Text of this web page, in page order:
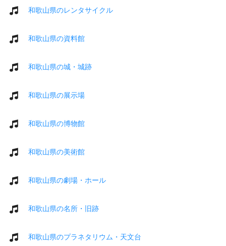
和歌山県のレンタサイクル
和歌山県の資料館
和歌山県の城・城跡
和歌山県の展示場
和歌山県の博物館
和歌山県の美術館
和歌山県の劇場・ホール
和歌山県の名所・旧跡
和歌山県のプラネタリウム・天文台